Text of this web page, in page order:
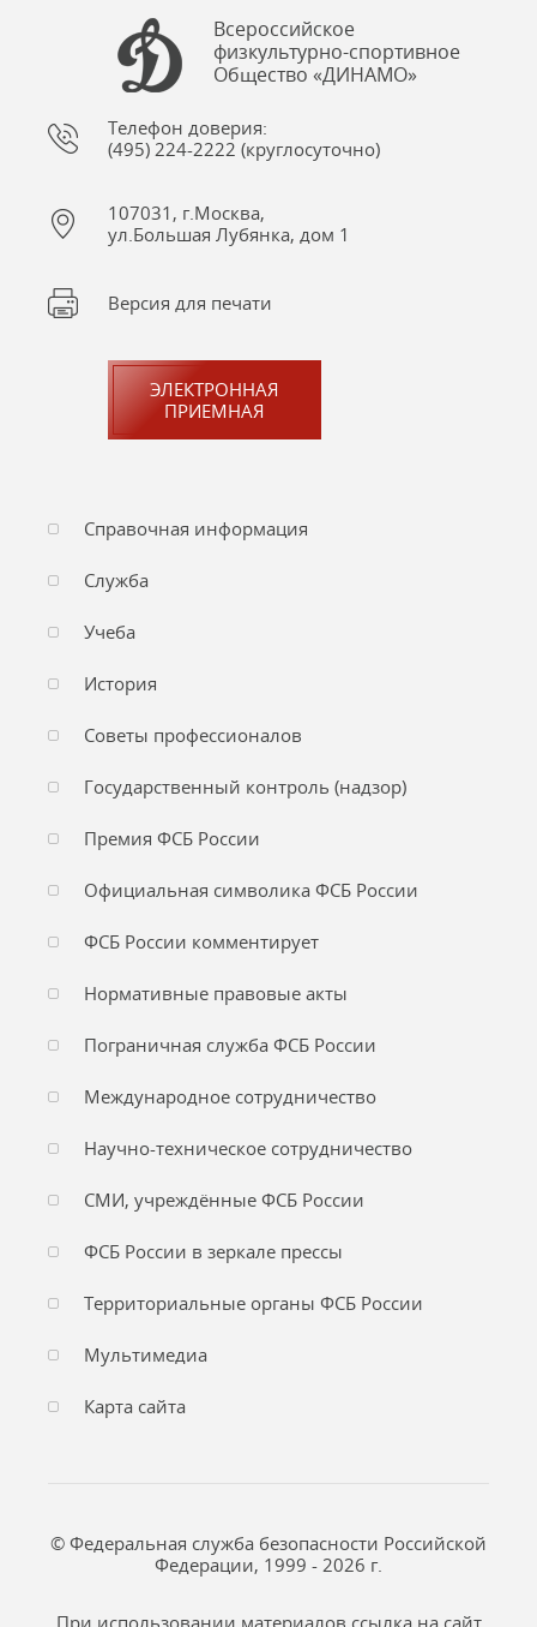
Всероссийское
физкультурно-спортивное
Общество «ДИНАМО»
Телефон доверия:
(495) 224-2222 (круглосуточно)
107031, г.Москва,
ул.Большая Лубянка, дом 1
Версия для печати
ЭЛЕКТРОННАЯ
ПРИЕМНАЯ
Справочная информация
Служба
Учеба
История
Советы профессионалов
Государственный контроль (надзор)
Премия ФСБ России
Официальная символика ФСБ России
ФСБ России комментирует
Нормативные правовые акты
Пограничная служба ФСБ России
Международное сотрудничество
Научно-техническое сотрудничество
СМИ, учреждённые ФСБ России
ФСБ России в зеркале прессы
Территориальные органы ФСБ России
Мультимедиа
Карта сайта
© Федеральная служба безопасности Российской
Федерации, 1999 - 2026 г.
При использовании материалов ссылка на сайт